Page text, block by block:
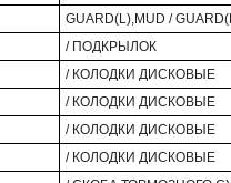
GUARD(L),MUD /
/ ПОДКРЫЛОК
/ КОЛОДКИ ДИСКОВЫЕ
/ КОЛОДКИ ДИСКОВЫЕ
/ КОЛОДКИ ДИСКОВЫЕ
/ КОЛОДКИ ДИСКОВЫЕ